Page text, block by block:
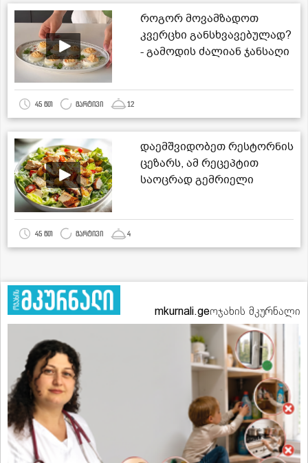
როგორ მოვამზადოთ
კვერცხი განსხვავებულად?
- გამოდის ძალიან ჯანსაღი
45 წთ მარტივი 12
დაემშვიდობეთ რესტორნის
ცეზარს, ამ რეცეპტით
საოცრად გემრიელი
45 წთ მარტივი 4
mkurnali.geოჯახის მკურნალი